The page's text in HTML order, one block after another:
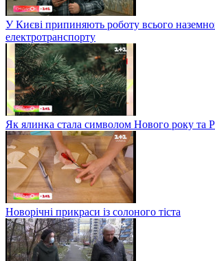
У Києві припиняють роботу всього
електротранспорту
Як ялинка стала символом Нового року та
Новорічні прикраси із солоного тіста